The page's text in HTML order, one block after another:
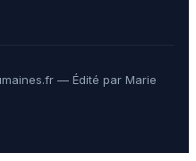
— Édité par Marie